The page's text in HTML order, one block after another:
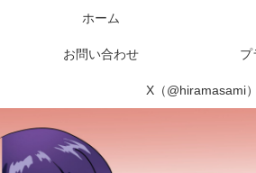
ホーム
お問い合わせ プ
X（@hiramasami）